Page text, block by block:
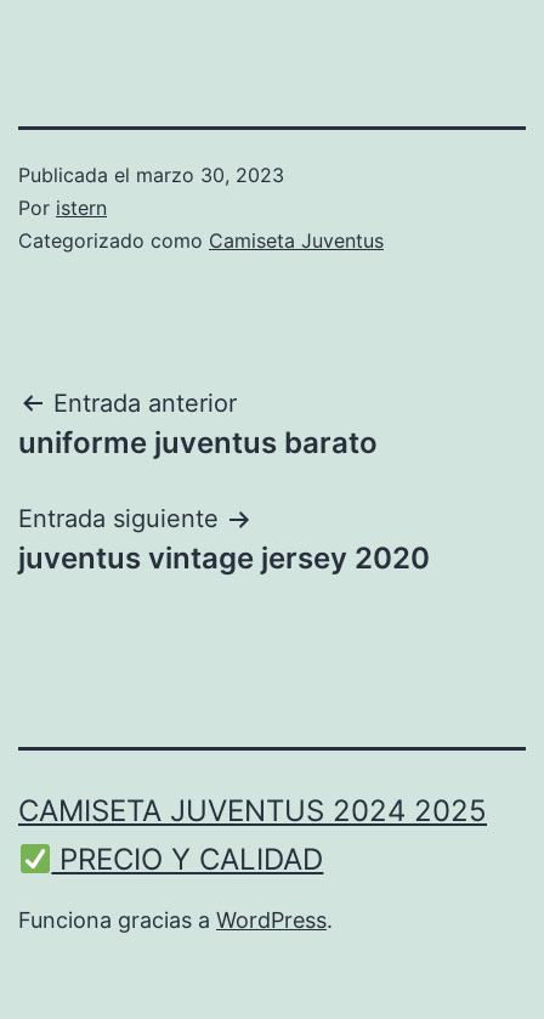
Publicada el marzo 30, 2023
Por istern
Categorizado como Camiseta Juventus
Navegación
de
entradas
Entrada anterior
uniforme juventus barato
Entrada siguiente
juventus vintage jersey 2020
CAMISETA JUVENTUS 2024 2025
PRECIO Y CALIDAD
Funciona gracias a WordPress.